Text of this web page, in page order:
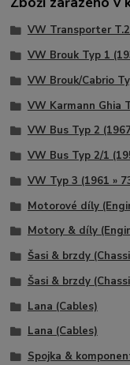
VW Transporter
VW Brouk Typ 1
VW Brouk/Cabrio
VW Karmann Ghia
VW Bus Typ 2
VW Bus Typ 2/1
VW Typ 3 (1961 »
Motorové díly
Motory & díly
Šasi & brzdy
Šasi & brzdy
Lana (Cables)
Lana (Cables)
Spojka &